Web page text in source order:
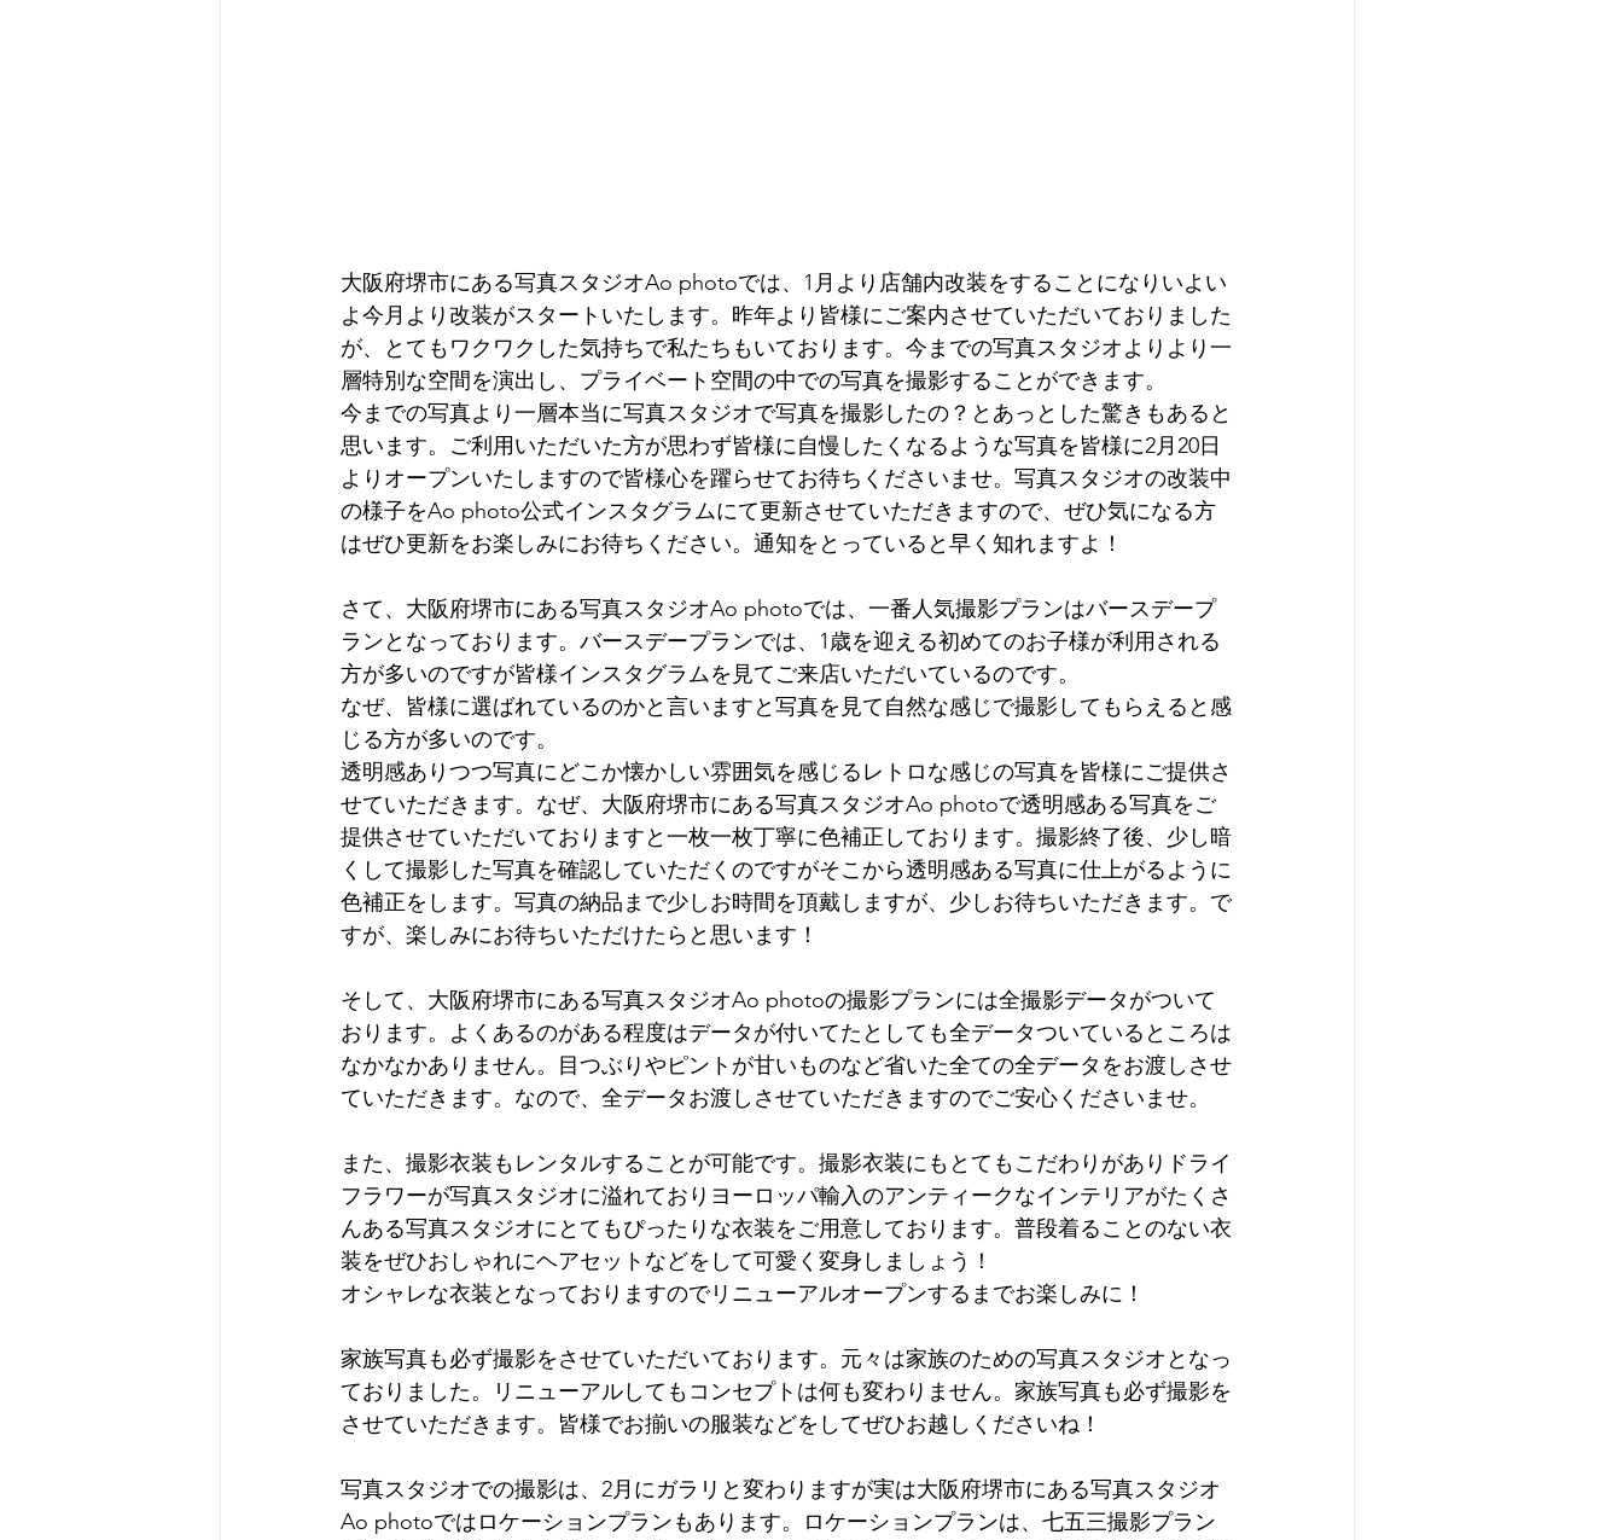
大阪府堺市にある写真スタジオAo photoでは、1月より店舗内改装をすることになりいよい
よ今月より改装がスタートいたします。昨年より皆様にご案内させていただいておりました
が、とてもワクワクした気持ちで私たちもいております。今までの写真スタジオよりより一
層特別な空間を演出し、プライベート空間の中での写真を撮影することができます。
今までの写真より一層本当に写真スタジオで写真を撮影したの？とあっとした驚きもあると
思います。ご利用いただいた方が思わず皆様に自慢したくなるような写真を皆様に2月20日
よりオープンいたしますので皆様心を躍らせてお待ちくださいませ。写真スタジオの改装中
の様子をAo photo公式インスタグラムにて更新させていただきますので、ぜひ気になる方
はぜひ更新をお楽しみにお待ちください。通知をとっていると早く知れますよ！
さて、大阪府堺市にある写真スタジオAo photoでは、一番人気撮影プランはバースデープ
ランとなっております。バースデープランでは、1歳を迎える初めてのお子様が利用される
方が多いのですが皆様インスタグラムを見てご来店いただいているのです。
なぜ、皆様に選ばれているのかと言いますと写真を見て自然な感じで撮影してもらえると感
じる方が多いのです。
透明感ありつつ写真にどこか懐かしい雰囲気を感じるレトロな感じの写真を皆様にご提供さ
せていただきます。なぜ、大阪府堺市にある写真スタジオAo photoで透明感ある写真をご
提供させていただいておりますと一枚一枚丁寧に色補正しております。撮影終了後、少し暗
くして撮影した写真を確認していただくのですがそこから透明感ある写真に仕上がるように
色補正をします。写真の納品まで少しお時間を頂戴しますが、少しお待ちいただきます。で
すが、楽しみにお待ちいただけたらと思います！
そして、大阪府堺市にある写真スタジオAo photoの撮影プランには全撮影データがついて
おります。よくあるのがある程度はデータが付いてたとしても全データついているところは
なかなかありません。目つぶりやピントが甘いものなど省いた全ての全データをお渡しさせ
ていただきます。なので、全データお渡しさせていただきますのでご安心くださいませ。
また、撮影衣装もレンタルすることが可能です。撮影衣装にもとてもこだわりがありドライ
フラワーが写真スタジオに溢れておりヨーロッパ輸入のアンティークなインテリアがたくさ
んある写真スタジオにとてもぴったりな衣装をご用意しております。普段着ることのない衣
装をぜひおしゃれにヘアセットなどをして可愛く変身しましょう！
オシャレな衣装となっておりますのでリニューアルオープンするまでお楽しみに！
家族写真も必ず撮影をさせていただいております。元々は家族のための写真スタジオとなっ
ておりました。リニューアルしてもコンセプトは何も変わりません。家族写真も必ず撮影を
させていただきます。皆様でお揃いの服装などをしてぜひお越しくださいね！
写真スタジオでの撮影は、2月にガラリと変わりますが実は大阪府堺市にある写真スタジオ
Ao photoではロケーションプランもあります。ロケーションプランは、七五三撮影プラン